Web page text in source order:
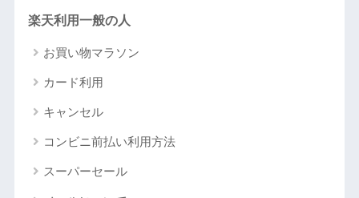
楽天利用一般の人
お買い物マラソン
カード利用
キャンセル
コンビニ前払い利用方法
スーパーセール